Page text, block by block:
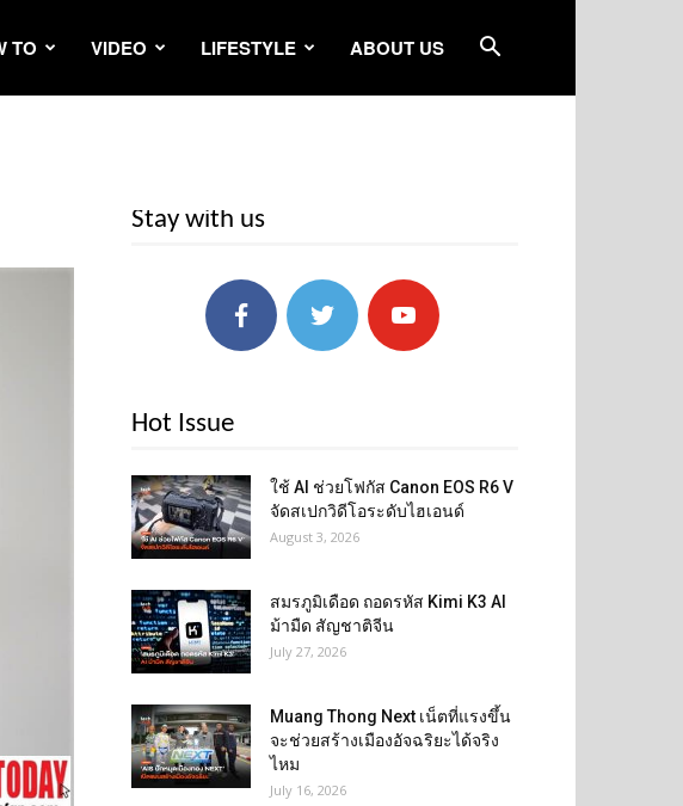
TO VIDEO LIFESTYLE ABOUT US
Stay with us
Hot Issue
ใช้ AI ช่วยโฟกัส Canon EOS R6 V
จัดสเปกวิดีโอระดับไฮเอนด์
August 3, 2026
สมรภูมิเดือด ถอดรหัส Kimi K3 AI
ม้ามืด สัญชาติจีน
July 27, 2026
Muang Thong Next เน็ตที่แรงขึ้น
จะช่วยสร้างเมืองอัจฉริยะได้จริง
ไหม
July 16, 2026